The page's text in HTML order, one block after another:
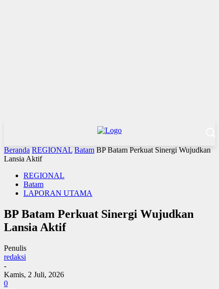
Beranda REGIONAL Batam BP Batam Perkuat Sinergi Wujudkan
Lansia Aktif
REGIONAL
Batam
LAPORAN UTAMA
BP Batam Perkuat Sinergi Wujudkan
Lansia Aktif
Penulis
redaksi
-
Kamis, 2 Juli, 2026
0